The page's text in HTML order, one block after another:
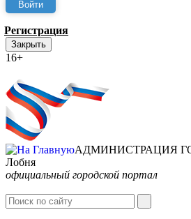
Регистрация
Закрыть
16+
АДМИНИСТРАЦИЯ
Лобня
официальный городской портал